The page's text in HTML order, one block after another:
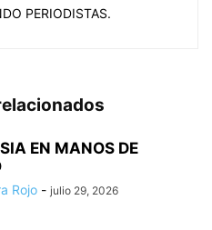
PERIODISTAS.
EN MANOS DE
Rojo - julio 29, 2026